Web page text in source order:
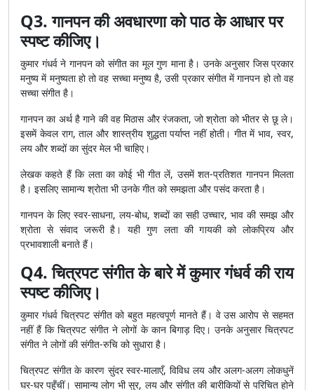
Q3. गानपन की अवधारणा को पाठ के आधार पर
स्पष्ट कीजिए।
कुमार गंधर्व ने गानपन को संगीत का मूल गुण माना है। उनके अनुसार जिस प्रकार
मनुष्य में मनुष्यता हो तो वह सच्चा मनुष्य है, उसी प्रकार संगीत में गानपन हो तो वह
सच्चा संगीत है।
गानपन का अर्थ है गाने की वह मिठास और रंजकता, जो श्रोता को भीतर से छू ले।
इसमें केवल राग, ताल और शास्त्रीय शुद्धता पर्याप्त नहीं होती। गीत में भाव, स्वर,
लय और शब्दों का सुंदर मेल भी चाहिए।
लेखक कहते हैं कि लता का कोई भी गीत लें, उसमें शत-प्रतिशत गानपन मिलता
है। इसलिए सामान्य श्रोता भी उनके गीत को समझता और पसंद करता है।
गानपन के लिए स्वर-साधना, लय-बोध, शब्दों का सही उच्चार, भाव की समझ और
श्रोता से संवाद जरूरी है। यही गुण लता की गायकी को लोकप्रिय और
प्रभावशाली बनाते हैं।
Q4. चित्रपट संगीत के बारे में कुमार गंधर्व की राय
स्पष्ट कीजिए।
कुमार गंधर्व चित्रपट संगीत को बहुत महत्वपूर्ण मानते हैं। वे उस आरोप से सहमत
नहीं हैं कि चित्रपट संगीत ने लोगों के कान बिगाड़ दिए। उनके अनुसार चित्रपट
संगीत ने लोगों की संगीत-रुचि को सुधारा है।
चित्रपट संगीत के कारण सुंदर स्वर-मालाएँ, विविध लय और अलग-अलग लोकधुनें
घर-घर पहुँचीं। सामान्य लोग भी सुर, लय और संगीत की बारीकियों से परिचित होने